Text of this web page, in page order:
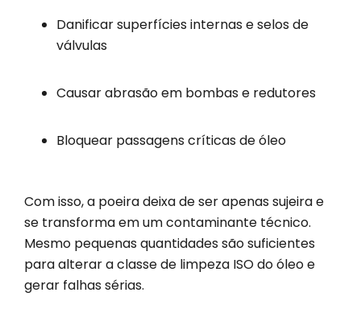
Danificar superfícies internas e selos de
válvulas
Causar abrasão em bombas e redutores
Bloquear passagens críticas de óleo
Com isso, a poeira deixa de ser apenas sujeira e
se transforma em um contaminante técnico.
Mesmo pequenas quantidades são suficientes
para alterar a classe de limpeza ISO do óleo e
gerar falhas sérias.